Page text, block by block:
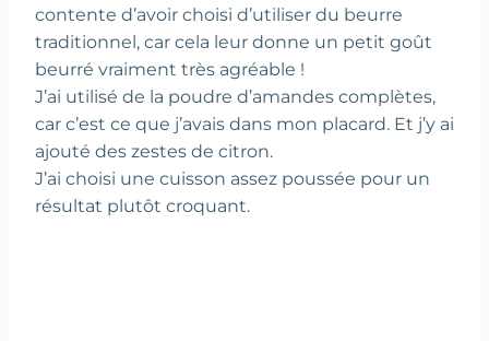
contente d’avoir choisi d’utiliser du beurre
traditionnel, car cela leur donne un petit goût
beurré vraiment très agréable !
J’ai utilisé de la poudre d’amandes complètes,
car c’est ce que j’avais dans mon placard. Et j’y ai
ajouté des zestes de citron.
J’ai choisi une cuisson assez poussée pour un
résultat plutôt croquant.